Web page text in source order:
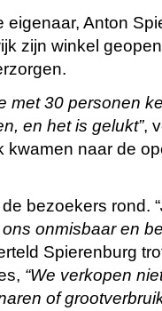
eigenaar, Anton
zijn winkel
met 30 personen
en het is gelukt”,
naar de
bezoekers rond. “
onmisbaar en
Spierenburg
“We verkopen
of